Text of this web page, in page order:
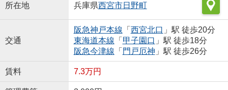
所在地 兵庫県西宮市日野町
交通
阪急神戸本線 「 西宮北口 」駅 徒歩20分
東海道本線 「 甲子園口 」駅 徒歩18分
阪急今津線 「 門戸厄神 」駅 徒歩26分
賃料 7.3万円